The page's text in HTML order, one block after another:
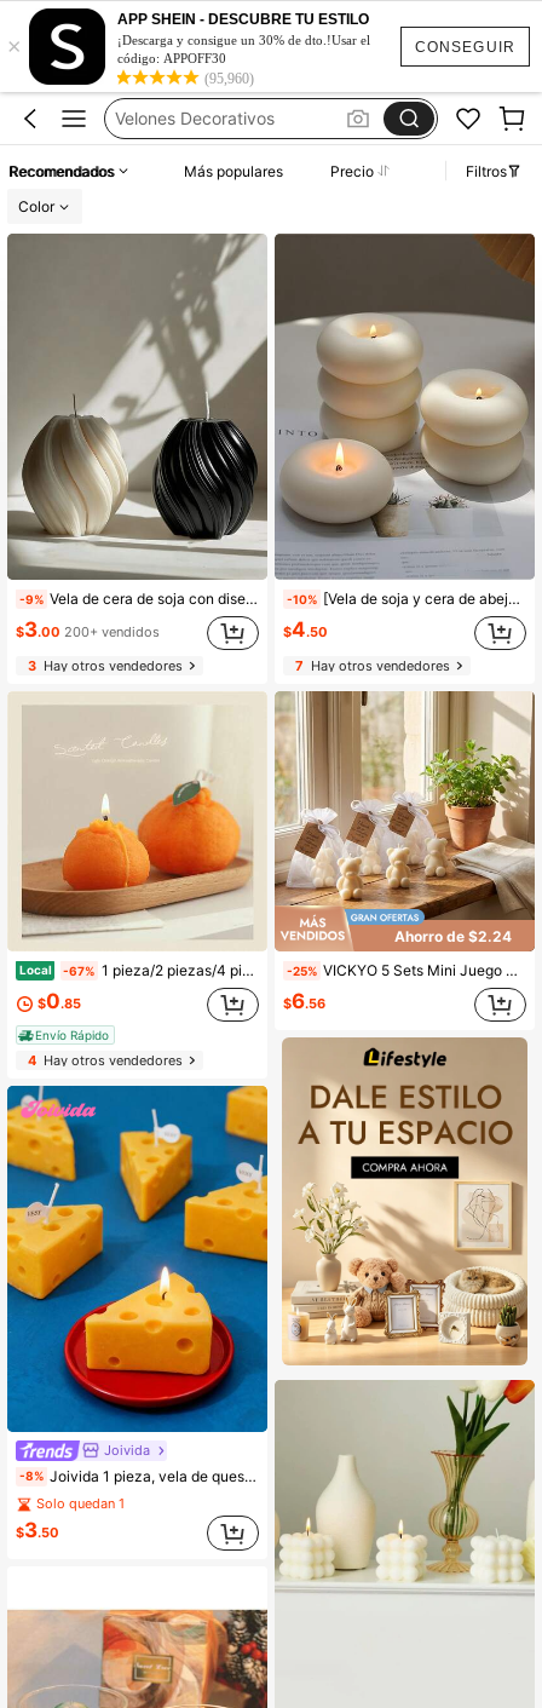
CONSEGUIR
×
APP SHEIN - DESCUBRE TU ESTILO
¡Descarga y consigue un 30% de dto.!Usar el
código: APPOFF30
(95,960)
Velas Decorativas
Velas Aromáticas
Velones Decorativos
Velas Decorativas
Recomendados Más populares Precio
Filtros
Color
-9% Vela de cera de soja con diseño de remolino hecho a mano - Elegante vela perfumada en espiral, regalo ideal para la decoración del hogar. Adecuado para regalos de inauguración de la casa y bodas, así como para la decoración de muebles. Blanco, negro
$3.00 200+ vendidos
3Hay otros vendedores
Local -67% 1 pieza/2 piezas/4 piezas Velas de cera de cítricos feas, velas perfumadas hechas a mano, recuerdos de boda, regalos, regalos de cumpleaños, recuerdos de fiesta - Recuerdos creativos, accesorios de fotografía, decoración de escena,
$0.85
Envío Rápido
4Hay otros vendedores
Joivida
-8% Joivida 1 pieza, vela de queso con aroma artesanal para meditación, alivio del estrés y mejora del estado de ánimo - perfecto como atrezo para fotos, regalo de cumpleaños y decoración de habitación
Solo quedan 1
$3.50
-10% [Vela de soja y cera de abeja] Vela redonda aromática de soja y cera de abeja para decoración | Velas de una mecha para ambiente interior del hogar, decoración versátil para días festivos, sin batería requerida, decoración con soporte para vela
$4.50
7 Hay otros vendedores
Ahorro de $2.24
-25% VICKYO 5 Sets Mini Juego de Velas de Oso, Velas de Celebración de Vacaciones, con Bolsas de Organza y Etiquetas de Agradecimiento, Estilo Europeo Minimalista, Velas Pequeñas de Regalo para Amigos y Familia, Regalos de Agradecimiento, Regalos de Invitados, Sorteos, Celebraciones en el Hogar
$6.56